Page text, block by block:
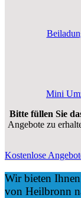
Mini
Bitte füllen Sie
Angebote zu
Kostenlose
Wir bieten
von Heilbronn